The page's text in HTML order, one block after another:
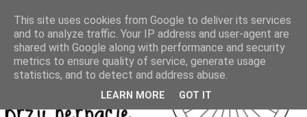
This site uses cookies from Google to deliver its services
and to analyze traffic. Your IP address and user-agent are
shared with Google along with performance and security
metrics to ensure quality of service, generate usage
statistics, and to detect and address abuse.
LEARN MORE GOT IT